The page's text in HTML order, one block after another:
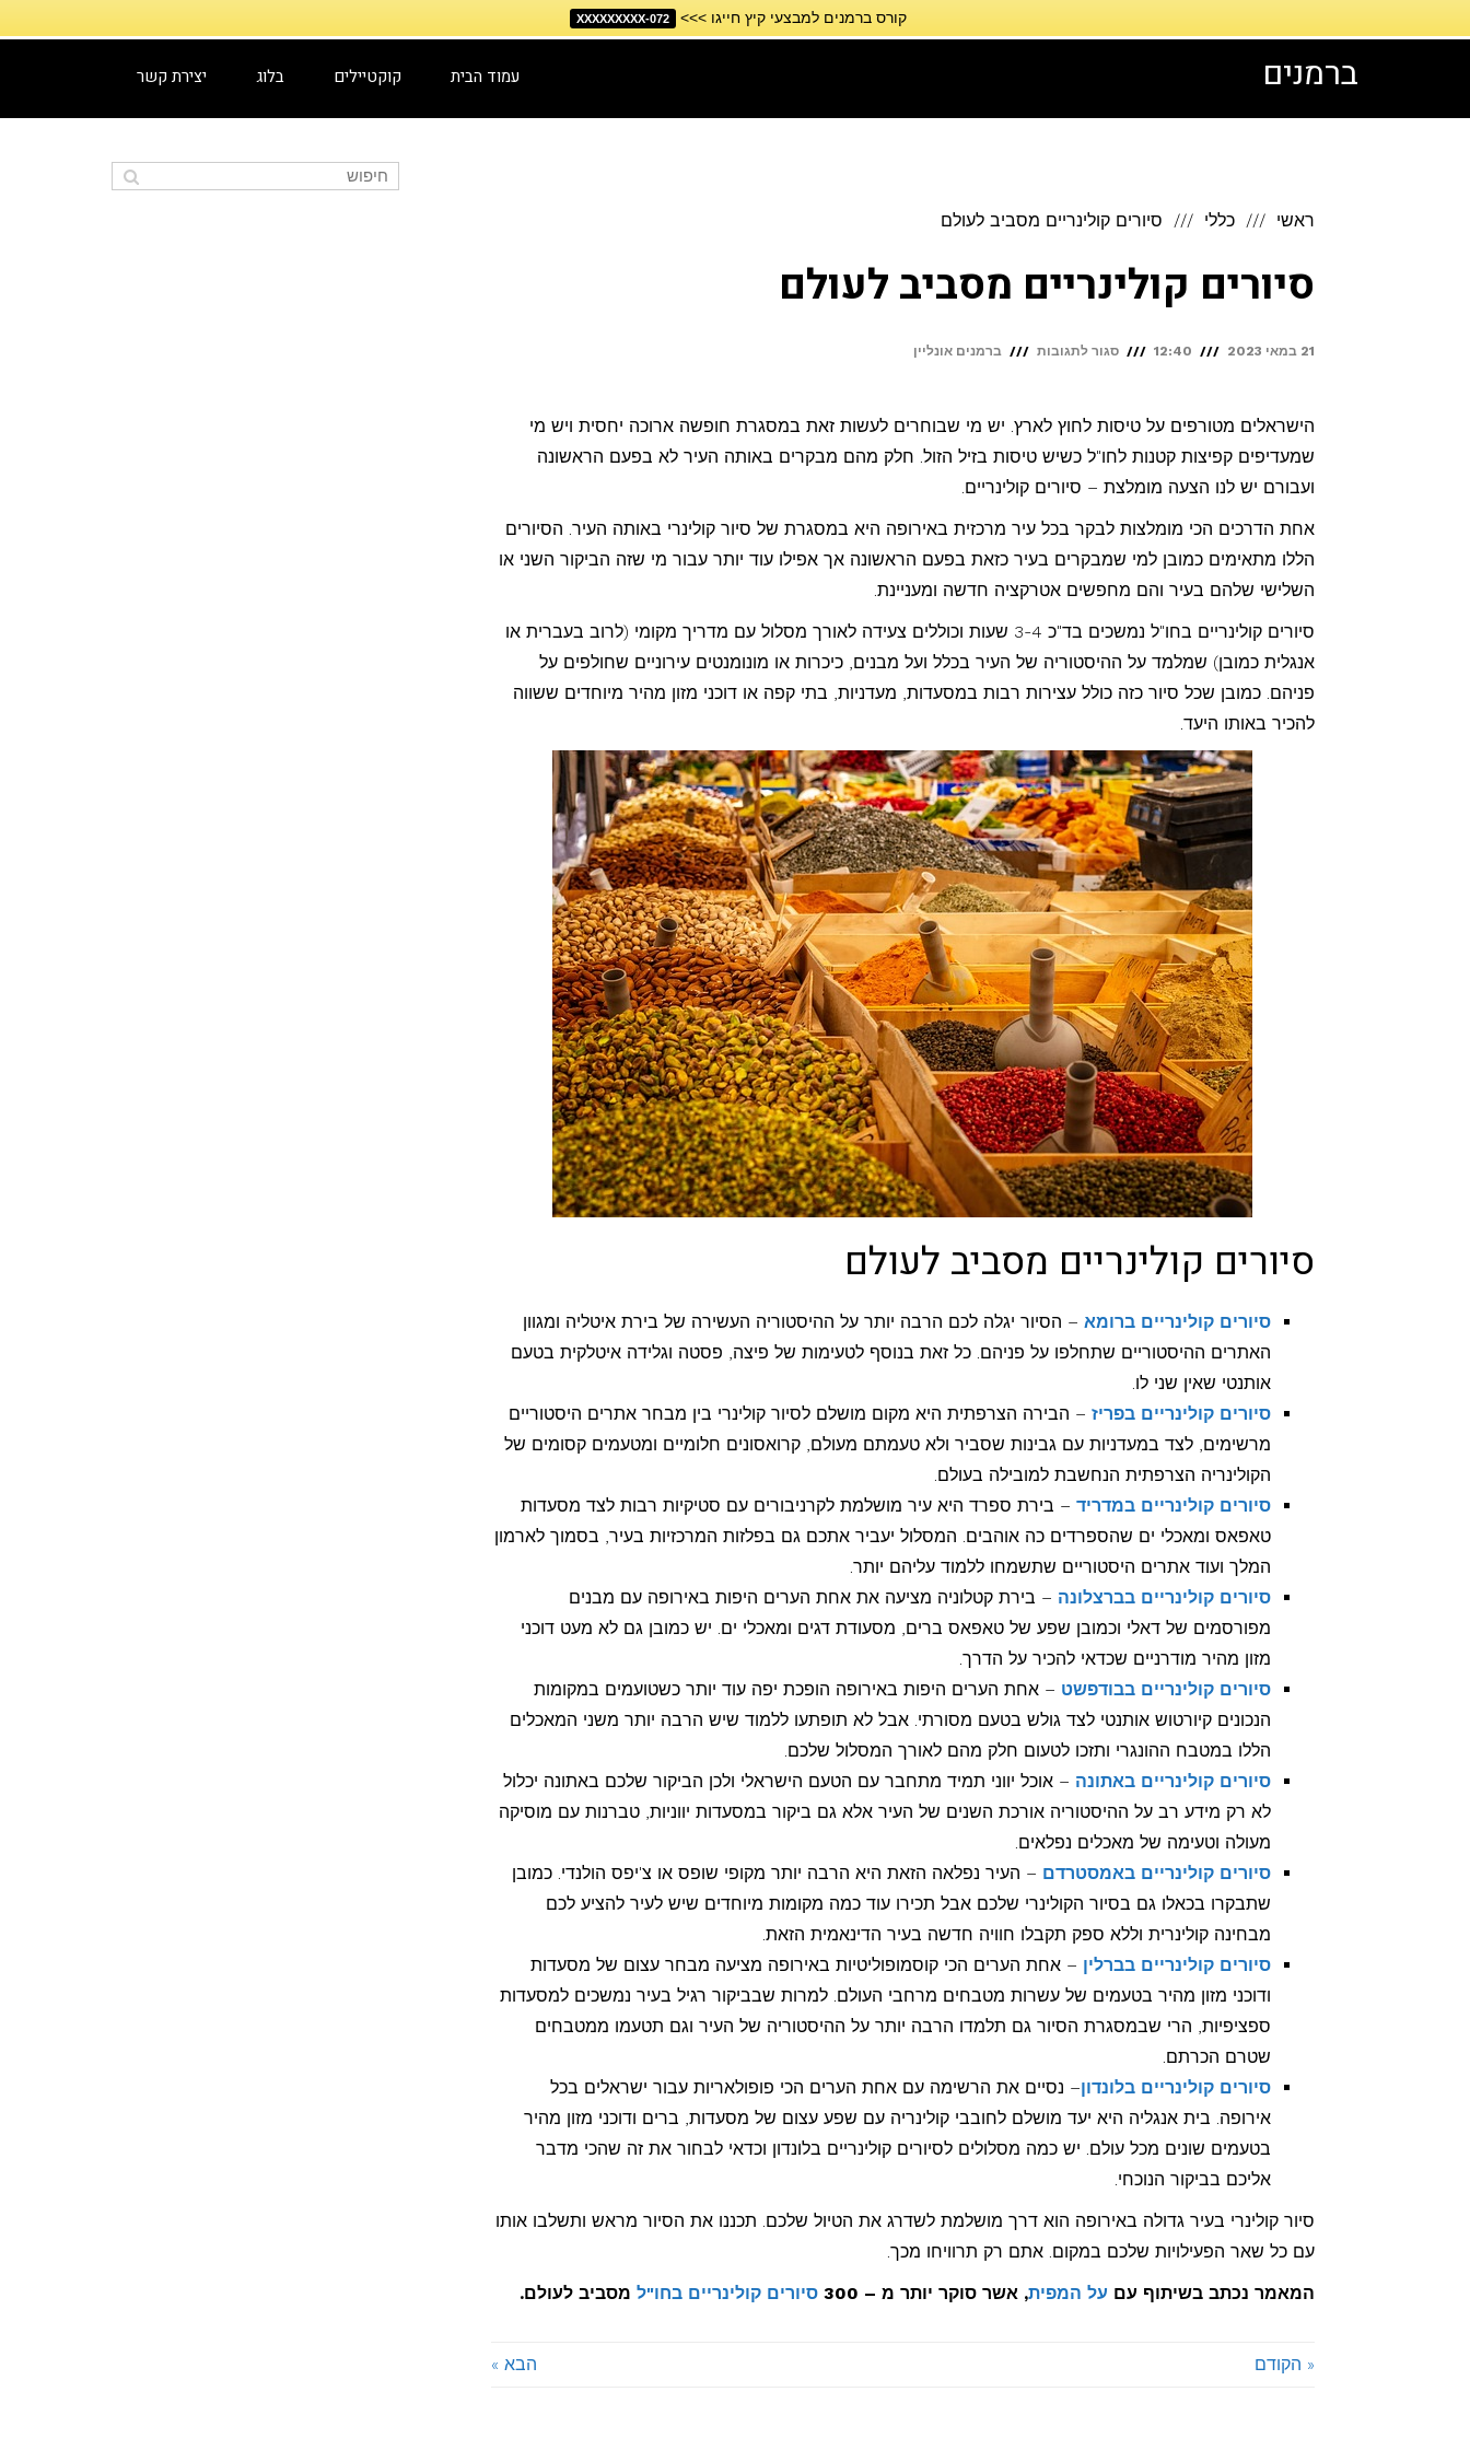
קורס ברמנים למבצעי קיץ חייגו >>> 072-XXXXXXXXX
ברמנים עמוד הבית קוקטיילים בלוג יצירת קשר
ראשי כללי סיורים קולינריים מסביב לעולם
סיורים קולינריים מסביב לעולם
21 במאי 2023 12:40 סגור לתגובות על
מסביב
לעולם
ברמנים אונליין
הישראלים מטורפים על טיסות לחוץ לארץ. יש מי שבוחרים לעשות זאת במסגרת חופשה ארוכה יחסית ויש מי
שמעדיפים קפיצות קטנות לחו"ל כשיש טיסות בזיל הזול. חלק מהם מבקרים באותה העיר לא בפעם הראשונה
ועבורם יש לנו הצעה מומלצת – סיורים קולינריים.
אחת הדרכים הכי מומלצות לבקר בכל עיר מרכזית באירופה היא במסגרת של סיור קולינרי באותה העיר. הסיורים
הללו מתאימים כמובן למי שמבקרים בעיר כזאת בפעם הראשונה אך אפילו עוד יותר עבור מי שזה הביקור השני או
השלישי שלהם בעיר והם מחפשים אטרקציה חדשה ומעניינת.
סיורים קולינריים בחו"ל נמשכים בד"כ 3-4 שעות וכוללים צעידה לאורך מסלול עם מדריך מקומי (לרוב בעברית או
אנגלית כמובן) שמלמד על ההיסטוריה של העיר בכלל ועל מבנים, כיכרות או מונומנטים עירוניים שחולפים על
פניהם. כמובן שכל סיור כזה כולל עצירות רבות במסעדות, מעדניות, בתי קפה או דוכני מזון מהיר מיוחדים ששווה
להכיר באותו היעד.
סיורים קולינריים מסביב לעולם
סיורים קולינריים ברומא – הסיור יגלה לכם הרבה יותר על ההיסטוריה העשירה של בירת איטליה ומגוון
האתרים ההיסטוריים שתחלפו על פניהם. כל זאת בנוסף לטעימות של פיצה, פסטה וגלידה איטלקית בטעם
אותנטי שאין שני לו.
סיורים קולינריים בפריז – הבירה הצרפתית היא מקום מושלם לסיור קולינרי בין מבחר אתרים היסטוריים
מרשימים, לצד במעדניות עם גבינות שסביר ולא טעמתם מעולם, קרואסונים חלומיים ומטעמים קסומים של
הקולינריה הצרפתית הנחשבת למובילה בעולם.
סיורים קולינריים במדריד – בירת ספרד היא עיר מושלמת לקרניבורים עם סטיקיות רבות לצד מסעדות
טאפאס ומאכלי ים שהספרדים כה אוהבים. המסלול יעביר אתכם גם בפלזות המרכזיות בעיר, בסמוך לארמון
המלך ועוד אתרים היסטוריים שתשמחו ללמוד עליהם יותר.
סיורים קולינריים בברצלונה – בירת קטלוניה מציעה את אחת הערים היפות באירופה עם מבנים
מפורסמים של דאלי וכמובן שפע של טאפאס ברים, מסעודת דגים ומאכלי ים. יש כמובן גם לא מעט דוכני
מזון מהיר מודרניים שכדאי להכיר על הדרך.
סיורים קולינריים בבודפשט – אחת הערים היפות באירופה הופכת יפה עוד יותר כשטועמים במקומות
הנכונים קיורטוש אותנטי לצד גולש בטעם מסורתי. אבל לא תופתעו ללמוד שיש הרבה יותר משני המאכלים
הללו במטבח ההונגרי ותזכו לטעום חלק מהם לאורך המסלול שלכם.
סיורים קולינריים באתונה – אוכל יווני תמיד מתחבר עם הטעם הישראלי ולכן הביקור שלכם באתונה יכלול
לא רק מידע רב על ההיסטוריה אורכת השנים של העיר אלא גם ביקור במסעדות יווניות, טברנות עם מוסיקה
מעולה וטעימה של מאכלים נפלאים.
סיורים קולינריים באמסטרדם – העיר נפלאה הזאת היא הרבה יותר מקופי שופס או צ'יפס הולנדי. כמובן
שתבקרו בכאלו גם בסיור הקולינרי שלכם אבל תכירו עוד כמה מקומות מיוחדים שיש לעיר להציע לכם
מבחינה קולינרית וללא ספק תקבלו חוויה חדשה בעיר הדינאמית הזאת.
סיורים קולינריים בברלין – אחת הערים הכי קוסמופוליטיות באירופה מציעה מבחר עצום של מסעדות
ודוכני מזון מהיר בטעמים של עשרות מטבחים מרחבי העולם. למרות שבביקור רגיל בעיר נמשכים למסעדות
ספציפיות, הרי שבמסגרת הסיור גם תלמדו הרבה יותר על ההיסטוריה של העיר וגם תטעמו ממטבחים
שטרם הכרתם.
סיורים קולינריים בלונדון– נסיים את הרשימה עם אחת הערים הכי פופולאריות עבור ישראלים בכל
אירופה. בית אנגליה היא יעד מושלם לחובבי קולינריה עם שפע עצום של מסעדות, ברים ודוכני מזון מהיר
בטעמים שונים מכל עולם. יש כמה מסלולים לסיורים קולינריים בלונדון וכדאי לבחור את זה שהכי מדבר
אליכם בביקור הנוכחי.
סיור קולינרי בעיר גדולה באירופה הוא דרך מושלמת לשדרג את הטיול שלכם. תכננו את הסיור מראש ותשלבו אותו
עם כל שאר הפעילויות שלכם במקום. אתם רק תרוויחו מכך.
המאמר נכתב בשיתוף עם על המפית, אשר סוקר יותר מ – 300 סיורים קולינריים בחו"ל מסביב לעולם.
« הקודם הבא »